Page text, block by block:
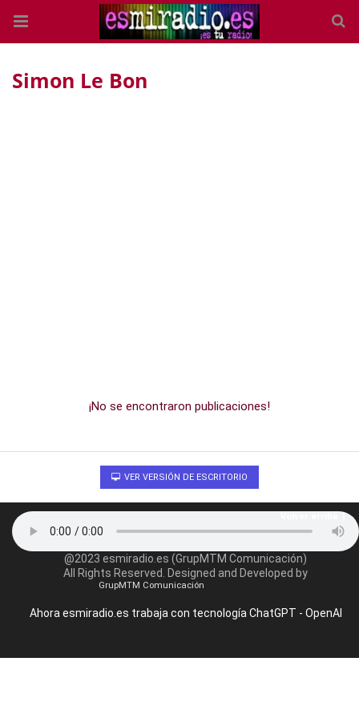
Simon Le Bon
¡No se encontraron publicaciones!
VER VERSIÓN DE ESCRITORIO
@2023 esmiradio.es (GrupMTM Comunicación)
All Rights Reserved. Designed and Developed by
GrupMTM Comunicación
Ahora esmiradio.es trabaja con tecnología ChatGPT - OpenAI